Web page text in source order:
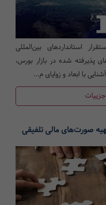
استانداردهای بین‌المللی
شده در بازار بورس،
با ابعاد و زوایای م...
صورت‌های مالی تلفیقی